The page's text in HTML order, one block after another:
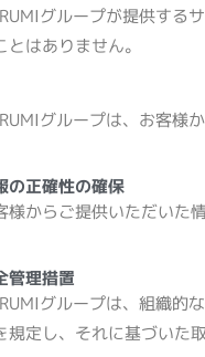
グループが提供する
とはありません。
グループは、お客様
の正確性の確保
様からご提供いただいた
管理措置
グループは、組織的
規定し、それに基づいた